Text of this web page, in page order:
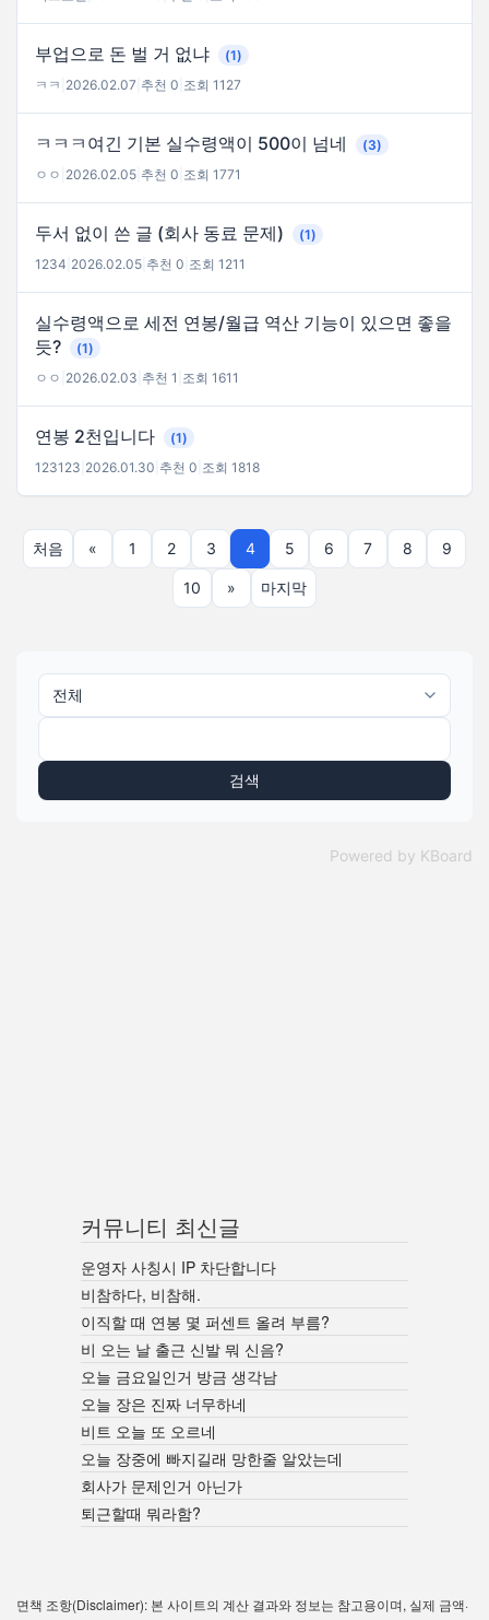
부업으로 돈 벌 거 없냐
(1)
ㅋㅋ 2026.02.07 추천 0 조회 1127
ㅋㅋㅋ여긴 기본 실수령액이 500이 넘네
(3)
ㅇㅇ 2026.02.05 추천 0 조회 1771
두서 없이 쓴 글 (회사 동료 문제)
(1)
1234 2026.02.05 추천 0 조회 1211
실수령액으로 세전 연봉/월급 역산 기능이 있으면 좋을
듯?
(1)
ㅇㅇ 2026.02.03 추천 1 조회 1611
연봉 2천입니다
(1)
123123 2026.01.30 추천 0 조회 1818
처음 « 1 2 3 4 5 6 7 8 9
10 » 마지막
검색
Powered by KBoard
커뮤니티 최신글
운영자 사칭시 IP 차단합니다
비참하다, 비참해.
이직할 때 연봉 몇 퍼센트 올려 부름?
비 오는 날 출근 신발 뭐 신음?
오늘 금요일인거 방금 생각남
오늘 장은 진짜 너무하네
비트 오늘 또 오르네
오늘 장중에 빠지길래 망한줄 알았는데
회사가 문제인거 아닌가
퇴근할때 뭐라함?
면책 조항(Disclaimer): 본 사이트의 계산 결과와 정보는 참고용이며, 실제 금액·